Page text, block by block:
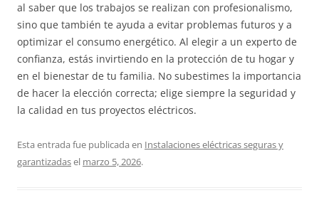
al saber que los trabajos se realizan con profesionalismo,
sino que también te ayuda a evitar problemas futuros y a
optimizar el consumo energético. Al elegir a un experto de
confianza, estás invirtiendo en la protección de tu hogar y
en el bienestar de tu familia. No subestimes la importancia
de hacer la elección correcta; elige siempre la seguridad y
la calidad en tus proyectos eléctricos.
Esta entrada fue publicada en Instalaciones eléctricas seguras y
garantizadasel marzo 5, 2026.